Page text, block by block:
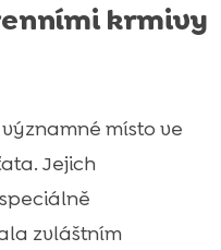
krmivy
místo ve
Jejich
zvláštním